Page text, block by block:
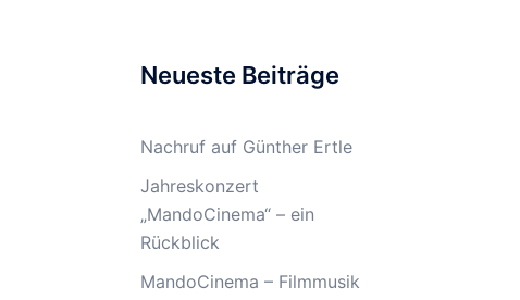
Neueste Beiträge
Nachruf auf Günther Ertle
Jahreskonzert
„MandoCinema“ – ein
Rückblick
MandoCinema – Filmmusik